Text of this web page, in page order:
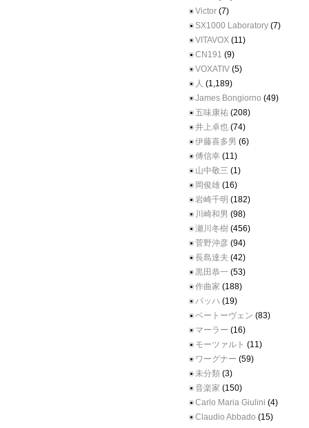
Victor (7)
SX1000 Laboratory (7)
VITAVOX (11)
CN191 (9)
VOXATIV (5)
人 (1,189)
James Bongiorno (49)
五味康祐 (208)
井上卓也 (74)
伊藤喜多男 (6)
傅信幸 (11)
山中敬三 (1)
岡俊雄 (16)
岩崎千明 (182)
川崎和男 (98)
瀬川冬樹 (456)
菅野沖彦 (94)
長島達夫 (42)
黒田恭一 (53)
作曲家 (188)
バッハ (19)
ベートーヴェン (83)
マーラー (16)
モーツァルト (11)
ワーグナー (59)
未分類 (3)
音楽家 (150)
Carlo Maria Giulini (4)
Claudio Abbado (15)